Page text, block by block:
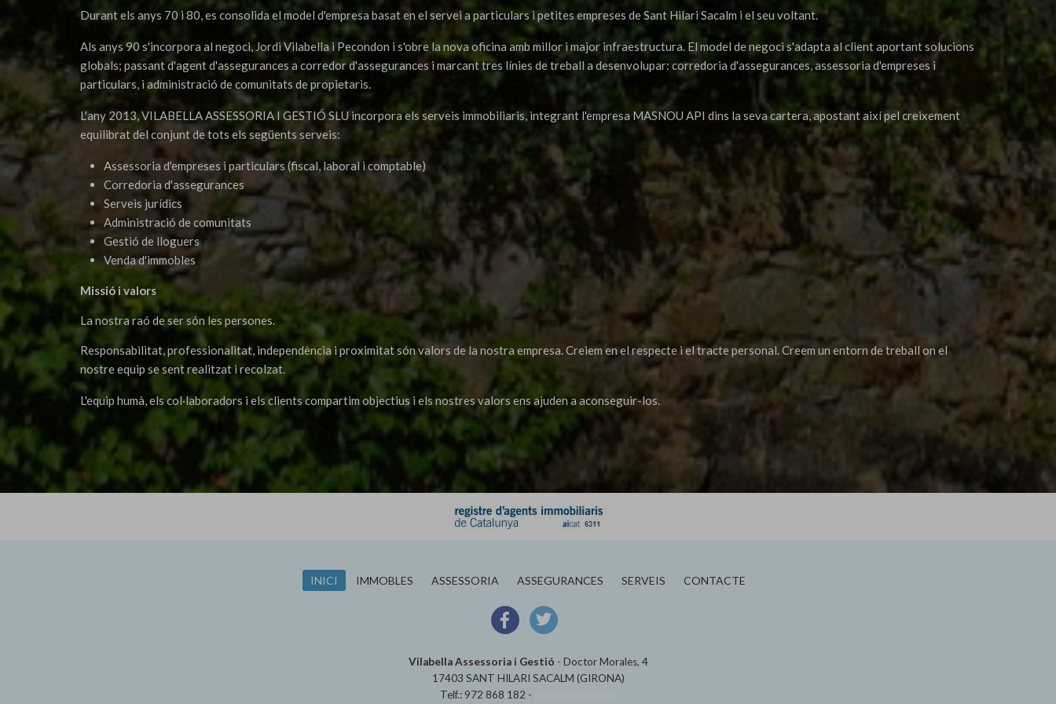
Durant els anys 70 i 80, es consolida el model d'empresa basat en el servei a particulars i petites empreses de Sant Hilari Sacalm i el seu voltant.
Als anys 90 s'incorpora al negoci, Jordi Vilabella i Pecondon i s'obre la nova oficina amb millor i major infraestructura. El model de negoci s'adapta al client aportant solucions
globals; passant d'agent d'assegurances a corredor d'assegurances i marcant tres línies de treball a desenvolupar: corredoria d'assegurances, assessoria d'empreses i
particulars, i administració de comunitats de propietaris.
L'any 2013, VILABELLA ASSESSORIA I GESTIÓ SLU incorpora els serveis immobiliaris, integrant l'empresa MASNOU API dins la seva cartera, apostant així pel creixement
equilibrat del conjunt de tots els següents serveis:
Assessoria d'empreses i particulars (fiscal, laboral i comptable)
Corredoria d'assegurances
Serveis jurídics
Administració de comunitats
Gestió de lloguers
Venda d'immobles
Missió i valors
La nostra raó de ser són les persones.
Responsabilitat, professionalitat, independència i proximitat són valors de la nostra empresa. Creiem en el respecte i el tracte personal. Creem un entorn de treball on el
nostre equip se sent realitzat i recolzat.
L'equip humà, els col·laboradors i els clients compartim objectius i els nostres valors ens ajuden a aconseguir-los.
INICI IMMOBLES ASSESSORIA ASSEGURANCES SERVEIS CONTACTE
Vilabella Assessoria i Gestió - Doctor Morales, 4
17403 SANT HILARI SACALM (GIRONA)
Telf.: 972 868 182 -